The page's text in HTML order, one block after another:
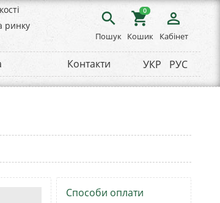
ринку search
Пошук
shopping_cart
0
Кошик
person_outline
Кабінет
Контакти УКР РУС
Способи оплати